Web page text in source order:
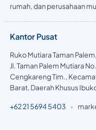
rumah, dan perusahaan
Kantor Pusat
Ruko Mutiara Taman Palem,
Jl. Taman Palem Mutiara
Cengkareng Tim.,
Barat, Daerah Khusus
+62 21 5694 5403 •